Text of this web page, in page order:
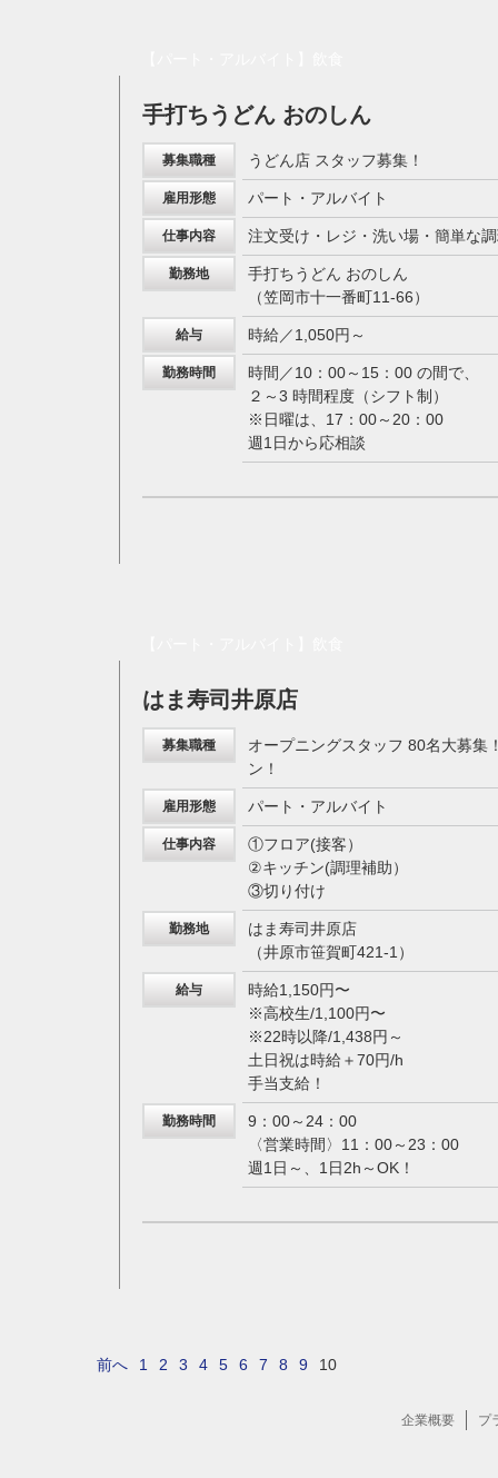
手打ちうどん おのしん
募集職種 うどん店 スタッフ募集！
雇用形態 パート・アルバイト
仕事内容 注文受け・レジ・洗い場・簡単な
勤務地
手打ちうどん おのしん
（笠岡市十一番町11-66）
給与 時給／1,050円～
勤務時間
時間／10：00～15：00 の間で、
２～3 時間程度（シフト制）
※日曜は、17：00～20：00
週1日から応相談
はま寿司井原店
募集職種
オープニングスタッフ 80名大募集
ン！
雇用形態 パート・アルバイト
仕事内容
①フロア(接客）
②キッチン(調理補助）
③切り付け
勤務地
はま寿司井原店
（井原市笹賀町421-1）
給与
時給1,150円〜
※高校生/1,100円〜
※22時以降/1,438円～
土日祝は時給＋70円/h
手当支給！
勤務時間
9：00～24：00
〈営業時間〉11：00～23：00
週1日～、1日2h～OK！
前へ 1 2 3 4 5 6 7 8 9 10
企業概要 プ